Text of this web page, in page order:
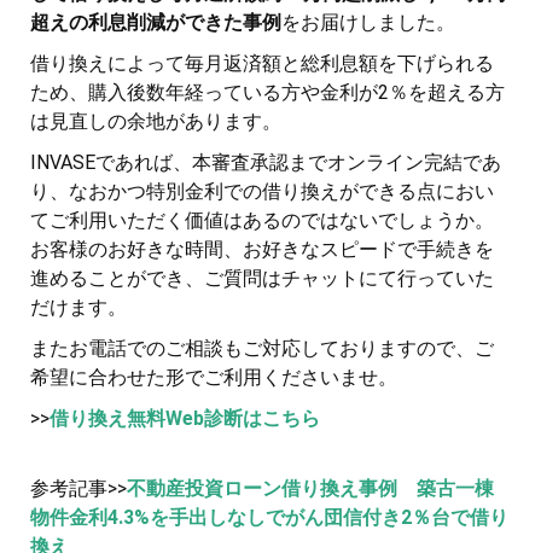
超えの利息削減ができた事例 をお届けしました。
借り換えによって毎月返済額と総利息額を下げられる
ため、購入後数年経っている方や金利が2％を超える方
は見直しの余地があります。
INVASEであれば、本審査承認までオンライン完結であ
り、なおかつ特別金利での借り換えができる点におい
てご利用いただく価値はあるのではないでしょうか。
お客様のお好きな時間、お好きなスピードで手続きを
進めることができ、ご質問はチャットにて行っていた
だけます。
またお電話でのご相談もご対応しておりますので、ご
希望に合わせた形でご利用くださいませ。
>>借り換え無料Web診断はこちら
参考記事>>不動産投資ローン借り換え事例 築古一棟
物件金利4.3%を手出しなしでがん団信付き2％台で借り
換え